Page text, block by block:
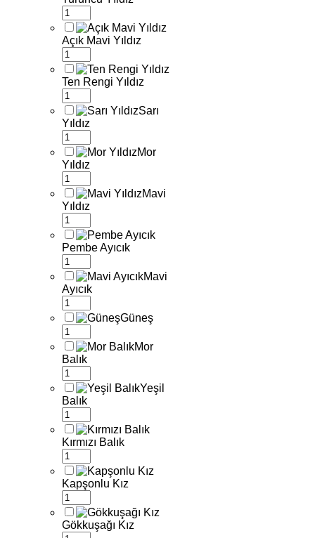
Açık Mavi Yıldız
Ten Rengi Yıldız
Sarı
Yıldız
Mor
Yıldız
Mavi
Yıldız
Pembe Ayıcık
Mavi
Ayıcık
Güneş
Mor
Balık
Yeşil
Balık
Kırmızı Balık
Kapşonlu Kız
Gökkuşağı Kız